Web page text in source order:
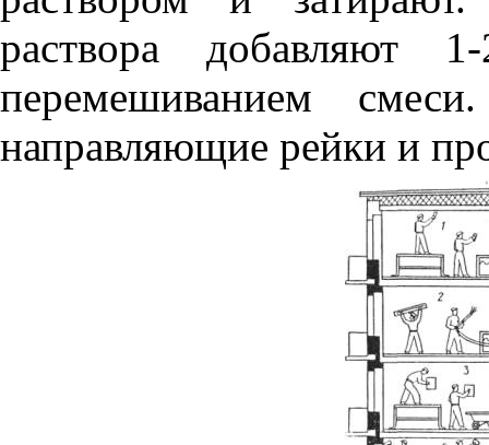
раствора добавляют
перемешиванием
направляющие рейки и